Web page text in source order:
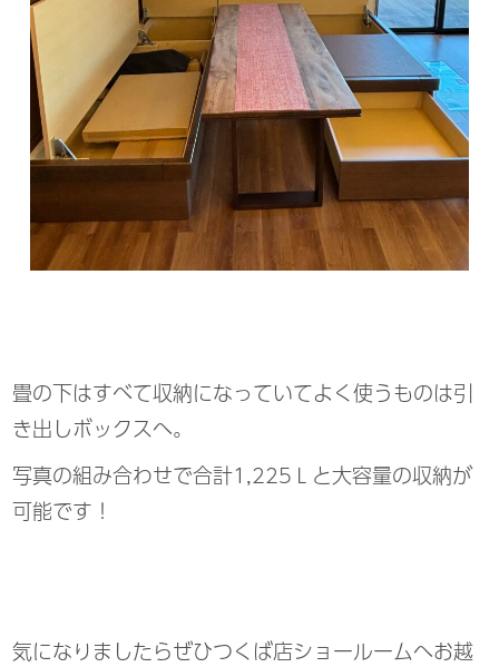
畳の下はすべて収納になっていてよく使うものは引
き出しボックスへ。
写真の組み合わせで合計1,225Ｌと大容量の収納が
可能です！
気になりましたらぜひつくば店ショールームへお越